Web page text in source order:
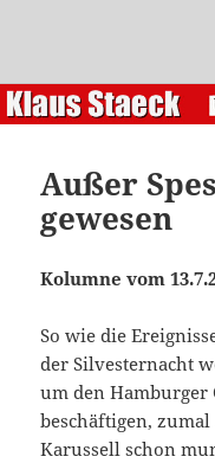
Außer
gewesen
Kolumne vom
So wie die
der Silvesternacht
um den Hamburger
beschäftigen,
Karussell schon